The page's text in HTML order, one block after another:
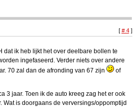
[ # 4]
dat ik heb lijkt het over deelbare bollen te
ingefaseerd. Verder niets over andere
70 zal dan de afronding van 67 zijn
of
3 jaar. Toen ik de auto kreeg zag het er ook
is doorgaans de verversings/oppomptijd